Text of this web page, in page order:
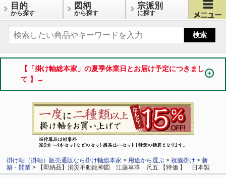
目的
から探す
図柄
から探す
宗派別
に探す
【「掛け軸総本家」の夏季休業日とお届け予定につきまし
て 】→
掛け軸（掛軸）販売通販なら掛け軸総本家 > 用途から選ぶ >祝儀掛け >新
築・開業 > 【即納品】消災不動龍神図 江藤草淳 尺五 【特価 】 日本製